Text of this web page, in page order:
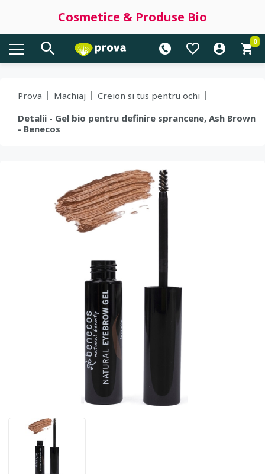
Cosmetice & Produse Bio
0
Prova Machiaj
Creion si tus pentru ochi
Detalii - Gel bio pentru definire sprancene, Ash Brown
- Benecos